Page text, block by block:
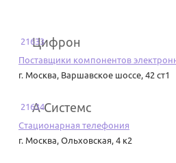
21633Цифрон
Поставщики компонентов
г. Москва, Варшавское шоссе, 42 ст1
21634А-Системс
Стационарная телефония
г. Москва, Ольховская, 4 к2